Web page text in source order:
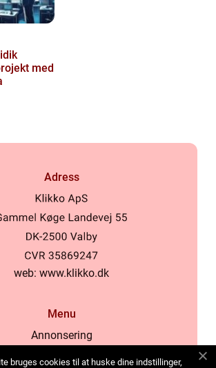
med
Adress
web: www.klikko.dk
Menu
Annonsering
bruges cookies til at huske dine indstillinger,